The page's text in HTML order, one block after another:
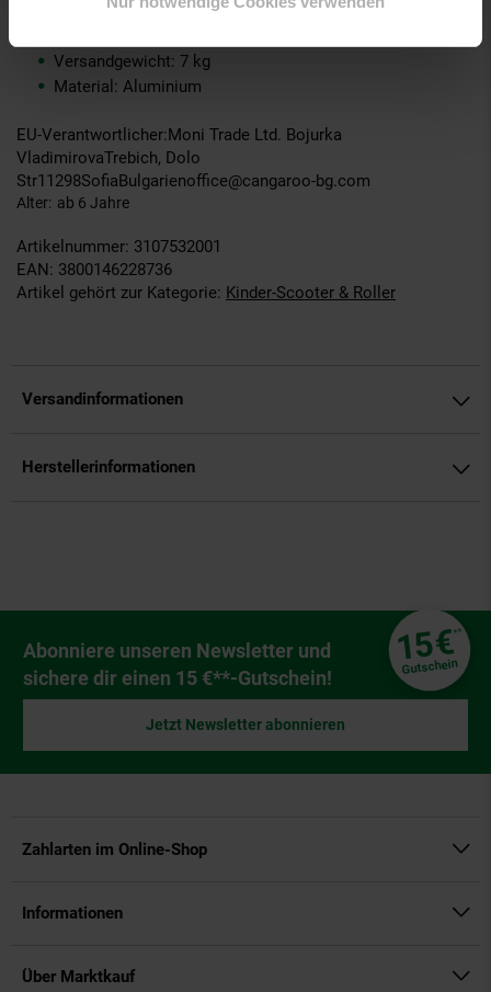
Produktgröße L 74 x B 40 x H 89 cm
Versandgewicht: 7 kg
Material: Aluminium
EU-Verantwortlicher:Moni Trade Ltd. Bojurka
VladimirovaTrebich, Dolo
Str11298SofiaBulgarienoffice@cangaroo-bg.com
Alter ab 6 Jahre
Artikelnummer: 3107532001
EAN: 3800146228736
Artikel gehört zur Kategorie: Kinder-Scooter & Roller
Versandinformationen
Herstellerinformationen
Newsletter Anmeldung
Abonniere unseren Newsletter und
sichere dir einen 15 €**-Gutschein!
15€**
Gutschein
Jetzt Newsletter abonnieren
Zahlarten im Online-Shop
Informationen
Über Marktkauf